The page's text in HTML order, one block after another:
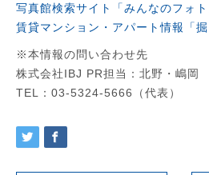
写真館検索サイト「みんなのフォト
賃貸マンション・アパート情報「
※本情報の問い合わせ先
株式会社IBJ PR担当：北野・嶋岡
TEL：03-5324-5666（代表）